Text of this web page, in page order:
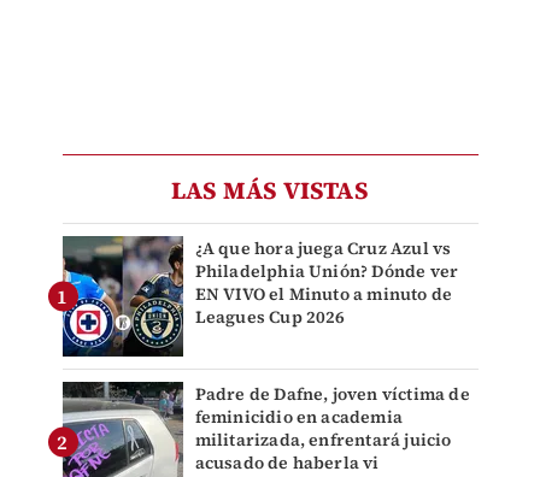
LAS MÁS VISTAS
¿A que hora juega Cruz Azul vs
Philadelphia Unión? Dónde ver
EN VIVO el Minuto a minuto de
Leagues Cup 2026
Padre de Dafne, joven víctima de
feminicidio en academia
militarizada, enfrentará juicio
acusado de haberla vi